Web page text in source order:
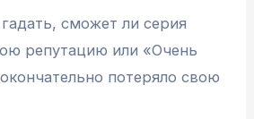
сможет ли серия
репутацию или «Очень
потеряло свою